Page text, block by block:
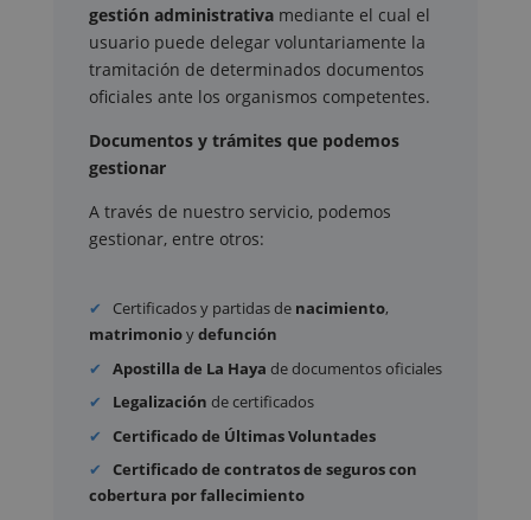
gestión administrativa mediante el cual el
usuario puede delegar voluntariamente la
tramitación de determinados documentos
oficiales ante los organismos competentes.
Documentos y trámites que podemos
gestionar
A través de nuestro servicio, podemos
gestionar, entre otros:
Certificados y partidas de nacimiento,
matrimonioydefunción
Apostilla de La Haya de documentos oficiales
Legalización de certificados
Certificado de Últimas Voluntades
Certificado de contratos de seguros con
cobertura por fallecimiento